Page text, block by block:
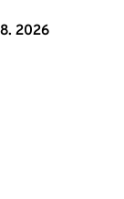
2026